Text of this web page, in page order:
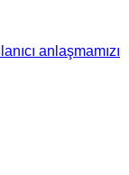
anlaşmamızı